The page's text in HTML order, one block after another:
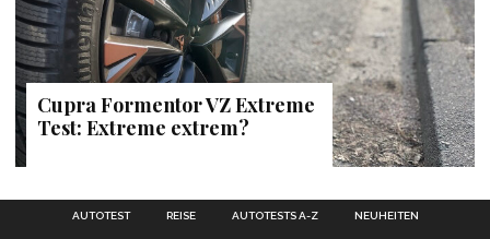
Cupra Formentor VZ Extreme
Test: Extreme extrem?
AUTOTEST REISE AUTOTESTS A-Z NEUHEITEN